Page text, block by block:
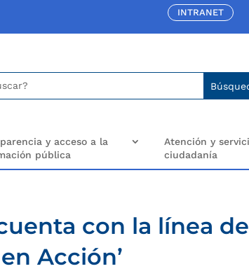
INTRANET
y acceso a la
pública
Atención y
ciudadanía
con la línea de
Acción’